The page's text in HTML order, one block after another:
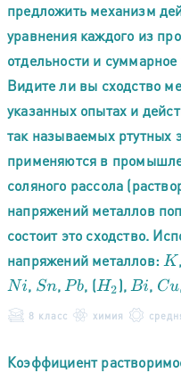
предложить механизм
уравнения каждого из
отдельности и
Видите ли вы сходство
указанных опытах и
так называемых ртутных
применяются в
соляного рассола
напряжений металлов
состоит это сходство.
напряжений металлов: K ,
Ni , Sn ,Pb, (H2 ),Bi , Cu
8 класс химия
Коэффициент